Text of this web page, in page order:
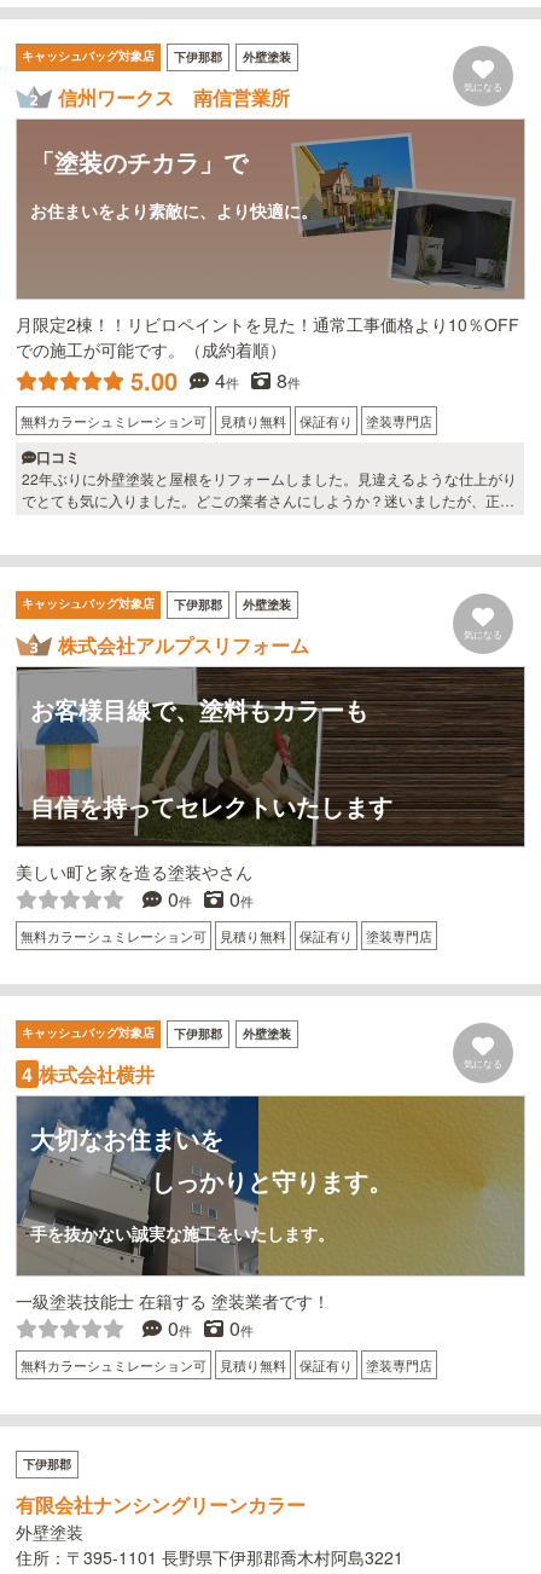
した。 職人の技術力が高く、仕事が丁寧で仕上がりも満足できました。 職
人さんがとっても親切丁寧＆穏やかで終始落ち着いた生活がおくれました。
ここにしてよかったです。
キャッシュバッグ対象店 下伊那郡 外壁塗装
信州ワークス 南信営業所 気になる
「塗装のチカラ」で
お住まいをより素敵に、より快適に。
月限定2棟！！リビロペイントを見た！通常工事価格より10％OFF
での施工が可能です。（成約着順）
5.00 4件 8件
無料カラーシュミレーション可 見積り無料 保証有り 塗装専門店
口コミ
22年ぶりに外壁塗装と屋根をリフォームしました。見違えるような仕上がり
でとても気に入りました。どこの業者さんにしようか？迷いましたが、正解
キャッシュバッグ対象店 下伊那郡 外壁塗装
株式会社アルプスリフォーム 気になる
お客様目線で、塗料もカラーも
自信を持ってセレクトいたします
美しい町と家を造る塗装やさん
0件 0件
無料カラーシュミレーション可 見積り無料 保証有り 塗装専門店
キャッシュバッグ対象店 下伊那郡 外壁塗装
4 株式会社横井 気になる
大切なお住まいを
手を抜かない誠実な施工をいたします。
しっかりと守ります。
一級塗装技能士 在籍する 塗装業者です！
0件 0件
無料カラーシュミレーション可 見積り無料 保証有り 塗装専門店
下伊那郡
有限会社ナンシングリーンカラー
外壁塗装
住所：〒395-1101 長野県下伊那郡喬木村阿島3221